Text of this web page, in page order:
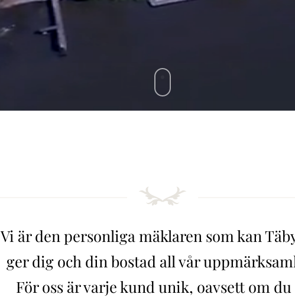
Vi är den personliga mäklaren som kan
ger dig och din bostad all vår
För oss är varje kund unik, oavsett om